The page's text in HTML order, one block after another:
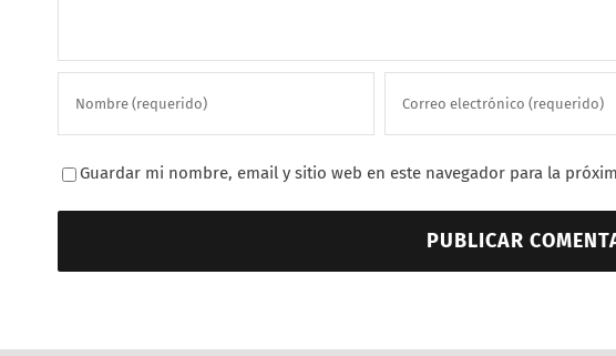
Guardar mi nombre, email y sitio web en este navegador para la